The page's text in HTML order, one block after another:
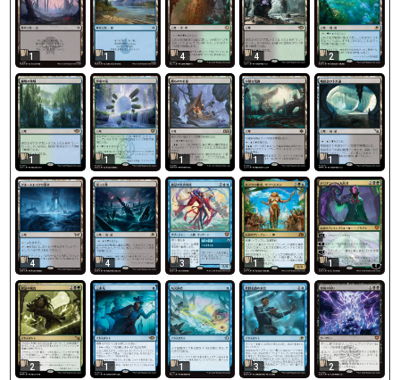
1 1 4 4 2
1 1 1 1 1
4 4 3 1 1
2 1 1 3 2